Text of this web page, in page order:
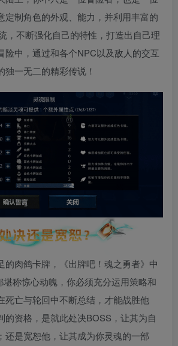
定制角色的外观、能力，并利用丰富的
，不断强化自己的特性，打造出自己理
险中，通过和各个NPC以及敌人的交互
一无二的精彩传说！
的肉鸽卡牌，《出牌吧！魂之勇者》中
称惊心动魄，你必须充分运用策略和
死亡与轮回中不断总结，才能战胜他
的资格，是就此处决BOSS，让其为自
还是宽恕他，让其成为你灵魂的一部